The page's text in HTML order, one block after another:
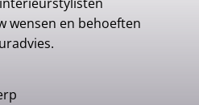
wensen en behoeften